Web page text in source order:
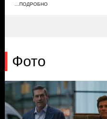
…ПОДРОБНО
Фото